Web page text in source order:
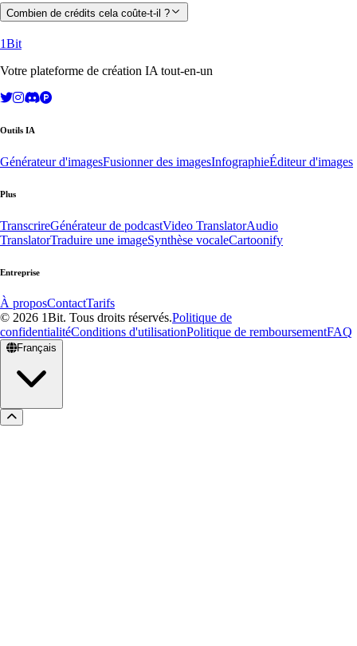
Combien de crédits cela coûte-t-il ?
1Bit
Votre plateforme de création IA tout-en-un
Outils IA
Générateur d'imagesFusionner des imagesInfographieÉditeur d'images
Plus
TranscrireGénérateur de podcastVideo TranslatorAudio
TranslatorTraduire une imageSynthèse vocaleCartoonify
Entreprise
À proposContactTarifs
© 2026 1Bit. Tous droits réservés.Politique de
confidentialitéConditions d'utilisationPolitique de remboursementFAQ
Français